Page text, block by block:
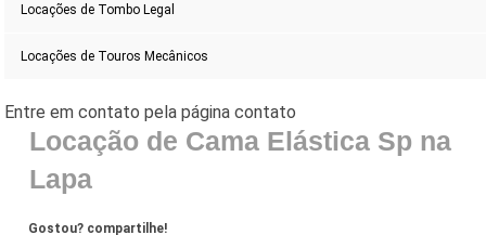
Locações de Tombo Legal
Locações de Touros Mecânicos
Locação de Cama Elástica Sp na
Lapa
Gostou? compartilhe!